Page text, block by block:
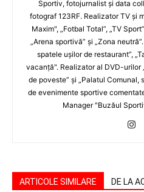
Sportiv, fotojurnalist şi data
fotograf 123RF. Realizator TV şi
Maxim", „Fotbal Total”, „TV
„Arena sportivă” şi „Zona
spatele uşilor de restaurant”,
vacanţă". Realizator al DVD-urilor
de poveste” şi „Palatul Comunal,
de evenimente sportive
Manager "Buzăul
ARTICOLE SIMILARE DE LA